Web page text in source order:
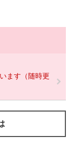
ます（随時更